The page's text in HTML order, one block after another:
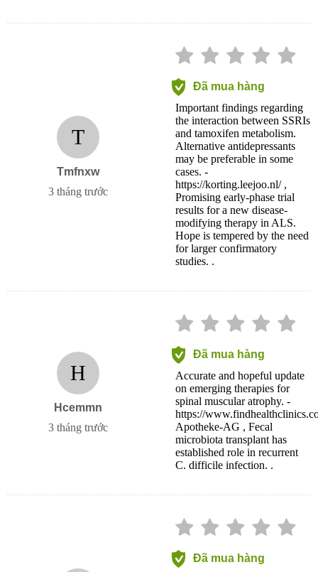
T
Tmfnxw
3 tháng trước
Đã mua hàng
Important findings regarding
the interaction between SSRIs
and tamoxifen metabolism.
Alternative antidepressants
may be preferable in some
cases. -
https://korting.leejoo.nl/ ,
Promising early-phase trial
results for a new disease-
modifying therapy in ALS.
Hope is tempered by the need
for larger confirmatory
studies. .
H
Hcemmn
3 tháng trước
Đã mua hàng
Accurate and hopeful update
on emerging therapies for
spinal muscular atrophy. -
https://
Apotheke-AG , Fecal
microbiota transplant has
established role in recurrent
C. difficile infection. .
Đã mua hàng